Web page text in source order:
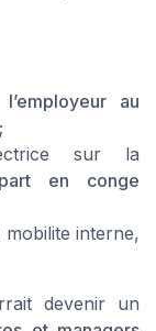
au
sur la
en conge
interne,
devenir un